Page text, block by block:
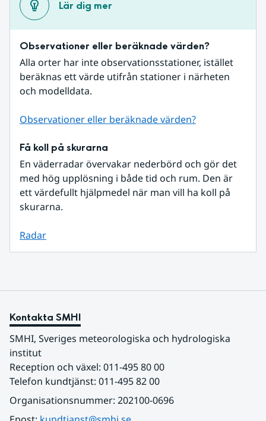
Lär dig mer
Observationer eller beräknade värden?
Alla orter har inte observationsstationer, istället
beräknas ett värde utifrån stationer i närheten
och modelldata.
Observationer eller beräknade värden?
Få koll på skurarna
En väderradar övervakar nederbörd och gör det
med hög upplösning i både tid och rum. Den är
ett värdefullt hjälpmedel när man vill ha koll på
skurarna.
Radar
Kontakta SMHI
SMHI, Sveriges meteorologiska och hydrologiska
institut
Reception och växel: 011-495 80 00
Telefon kundtjänst: 011-495 82 00
Organisationsnummer: 202100-0696